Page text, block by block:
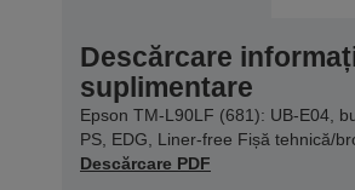
Descărcare
suplimentare
Epson TM-L90LF (681): UB-E04,
PS, EDG, Liner-free Fișă tehnică/
Descărcare PDF